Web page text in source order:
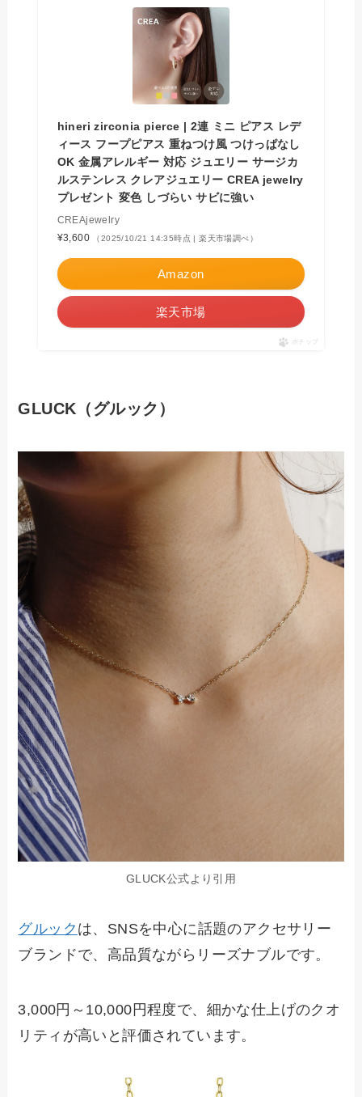
hineri zirconia pierce | 2連 ミニ ピアス レデ
ィース フープピアス 重ねつけ風 つけっぱなし
OK 金属アレルギー 対応 ジュエリー サージカ
ルステンレス クレアジュエリー CREA jewelry
プレゼント 変色 しづらい サビに強い
CREAjewelry
¥3,600
（2025/10/21 14:35時点 | 楽天市場調べ）
Amazon
楽天市場
ポチップ
GLUCK（グルック）
GLUCK公式より引用
グルック は、SNSを中心に話題のアクセサリー
ブランドで、高品質ながらリーズナブルです。
3,000円～10,000円程度で、細かな仕上げのクオ
リティが高いと評価されています。